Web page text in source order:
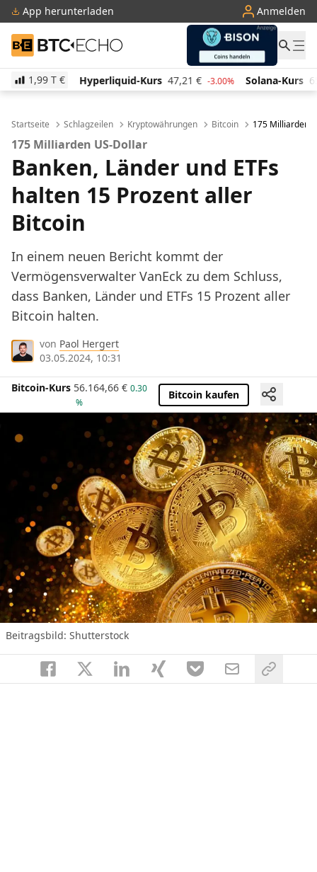
App herunterladen Anmelden
BTC-ECHO
1,99 T €
Hyperliquid-Kurs 47,21 € -3.00% Solana-Kurs 65,04 € 2.00%
Startseite Schlagzeilen Kryptowährungen Bitcoin 175 Milliarden
175 Milliarden US-Dollar
Banken, Länder und ETFs
halten 15 Prozent aller
Bitcoin
In einem neuen Bericht kommt der
Vermögensverwalter VanEck zu dem Schluss,
dass Banken, Länder und ETFs 15 Prozent aller
Bitcoin halten.
von Paol Hergert
03.05.2024, 10:31
Bitcoin-Kurs 56.164,66 € 0.30
%
Bitcoin kaufen
Beitragsbild: Shutterstock